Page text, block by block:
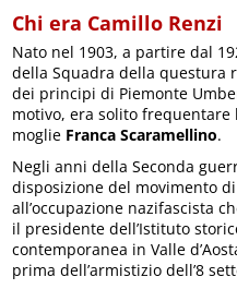
Chi era Camillo Renzi
Nato nel 1903, a partire dal
della Squadra della questura
dei principi di Piemonte
motivo, era solito frequentare
moglie Franca Scaramellino.
Negli anni della Seconda
disposizione del movimento
all’occupazione nazifascista
il presidente dell’Istituto
contemporanea in Valle
prima dell’armistizio dell’8